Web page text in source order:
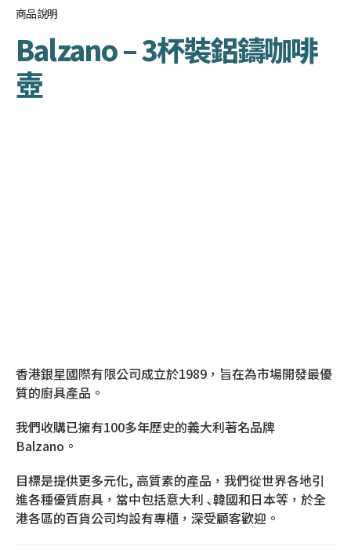
商品說明
Balzano – 3杯裝鋁鑄咖啡
壺
香港銀星國際有限公司成立於1989，旨在為市場開發最優
質的廚具產品。
我們收購已擁有100多年歷史的義大利著名品牌
Balzano。
目標是提供更多元化, 高質素的產品，我們從世界各地引
進各種優質廚具，當中包括意大利 ､韓國和日本等，於全
港各區的百貨公司均設有專櫃，深受顧客歡迎。